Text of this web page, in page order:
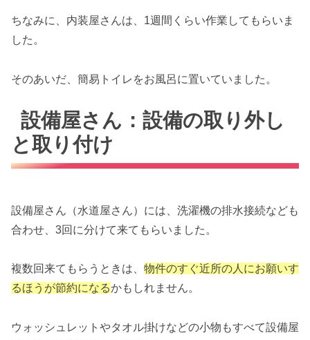
ちなみに、内装屋さんは、1週間くらい作業してもらいま
した。
そのあいだ、簡易トイレをお風呂に置いていました。
設備屋さん：設備の取り外し
と取り付け
設備屋さん（水道屋さん）には、洗濯機の排水接続なども
合わせ、3回に分けて来てもらいました。
複数回来てもらうときは、 物件のすぐ近所の人にお願いす
るほうが節約になるかもしれません。
ウォッシュレットやタオル掛けなどの小物もすべて設備屋